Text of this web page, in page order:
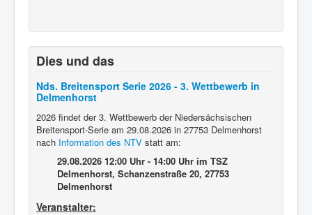
Dies und das
Nds. Breitensport Serie 2026 - 3. Wettbewerb in
Delmenhorst
2026 findet der 3. Wettbewerb der Niedersächsischen
Breitensport-Serie am 29.08.2026 in 27753 Delmenhorst
nach Information des NTV statt am:
29.08.2026 12:00 Uhr - 14:00 Uhr im TSZ
Delmenhorst, Schanzenstraße 20, 27753
Delmenhorst
Veranstalter: